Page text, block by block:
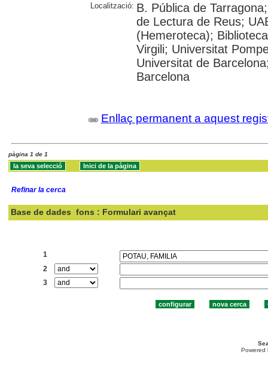
Localització: B. Pública de
de Lectura de Reus;
(Hemeroteca);
Virgili; Universitat
Universitat de
Barcelona
Enllaç permanent a aquest
pàgina 1 de 1
Refinar la cerca
Base de dades fons : Formulari avançat
1
2
3
Powered